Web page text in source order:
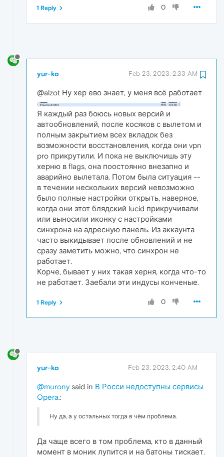
0
1 Reply
yur-ko Feb 23, 2023, 2:33 AM
@alzot Ну хер ево знает, у меня всё работает
Я каждый раз боюсь новых версий и
автообновлений, после косяков с вылетом и
полным закрытием всех вкладок без
возможности восстановления, когда они vpn
pro прикрутили. И пока не выключишь эту
херню в flags, она поостоянно внезапно и
аварийно вылетала. Потом была ситуация --
в течении нескольких версий невозможно
было полные настройки открыть, наверное,
когда они этот блядский lucid прикручивали
или выносили иконку с настройками
синхрона на адресную панель. Из аккаунта
часто выкидывает после обновлений и не
сразу заметить можно, что синхрон не
работает.
Корче, бывает у них такая херня, когда что-то
не работает. Заебали эти индусы конченые.
0
1 Reply
yur-ko Feb 23, 2023, 2:40 AM
@muronysaid in В Росси недоступны сервисы
Opera.:
Ну да, а у остальных тогда в чём проблема.
Да чаще всего в том проблема, кто в данный
момент в моник лупится и на батоны тискает.